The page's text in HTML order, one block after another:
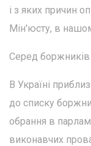
і з яких причин
Мін'юсту, в
Серед боржників
В Україні
до списку
обрання в
виконавчих